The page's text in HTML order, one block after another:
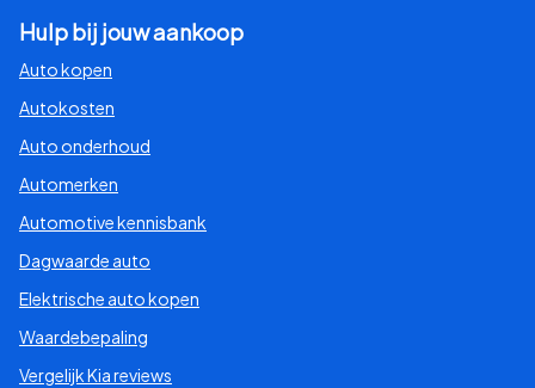
Hulp bij jouw aankoop
Auto kopen
Autokosten
Auto onderhoud
Automerken
Automotive kennisbank
Dagwaarde auto
Elektrische auto kopen
Waardebepaling
Vergelijk Kia reviews